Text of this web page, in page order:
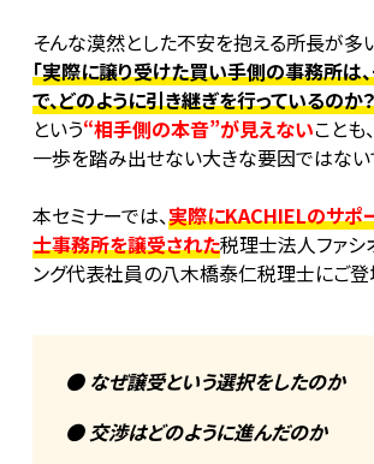
そんな漠然とした不安を抱える所長が多
「実際に譲り受けた買い手側の事務所は
で、どのように引き継ぎを行っているのか
という“相手側の本音”が見えないことも
一歩を踏み出せない大きな要因ではない
本セミナーでは、実際にKACHIELのサポ
士事務所を譲受された税理士法人ファシ
ング代表社員の八木橋泰仁税理士にご登
● なぜ譲受という選択をしたのか
● 交渉はどのように進んだのか